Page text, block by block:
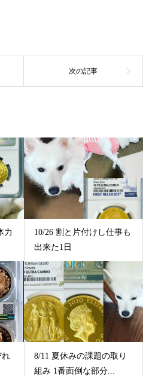
力
10/26 割と片付けし仕事も
出来た1日
れ
8/11 夏休みの課題の取り
組み 1番面倒な部分...